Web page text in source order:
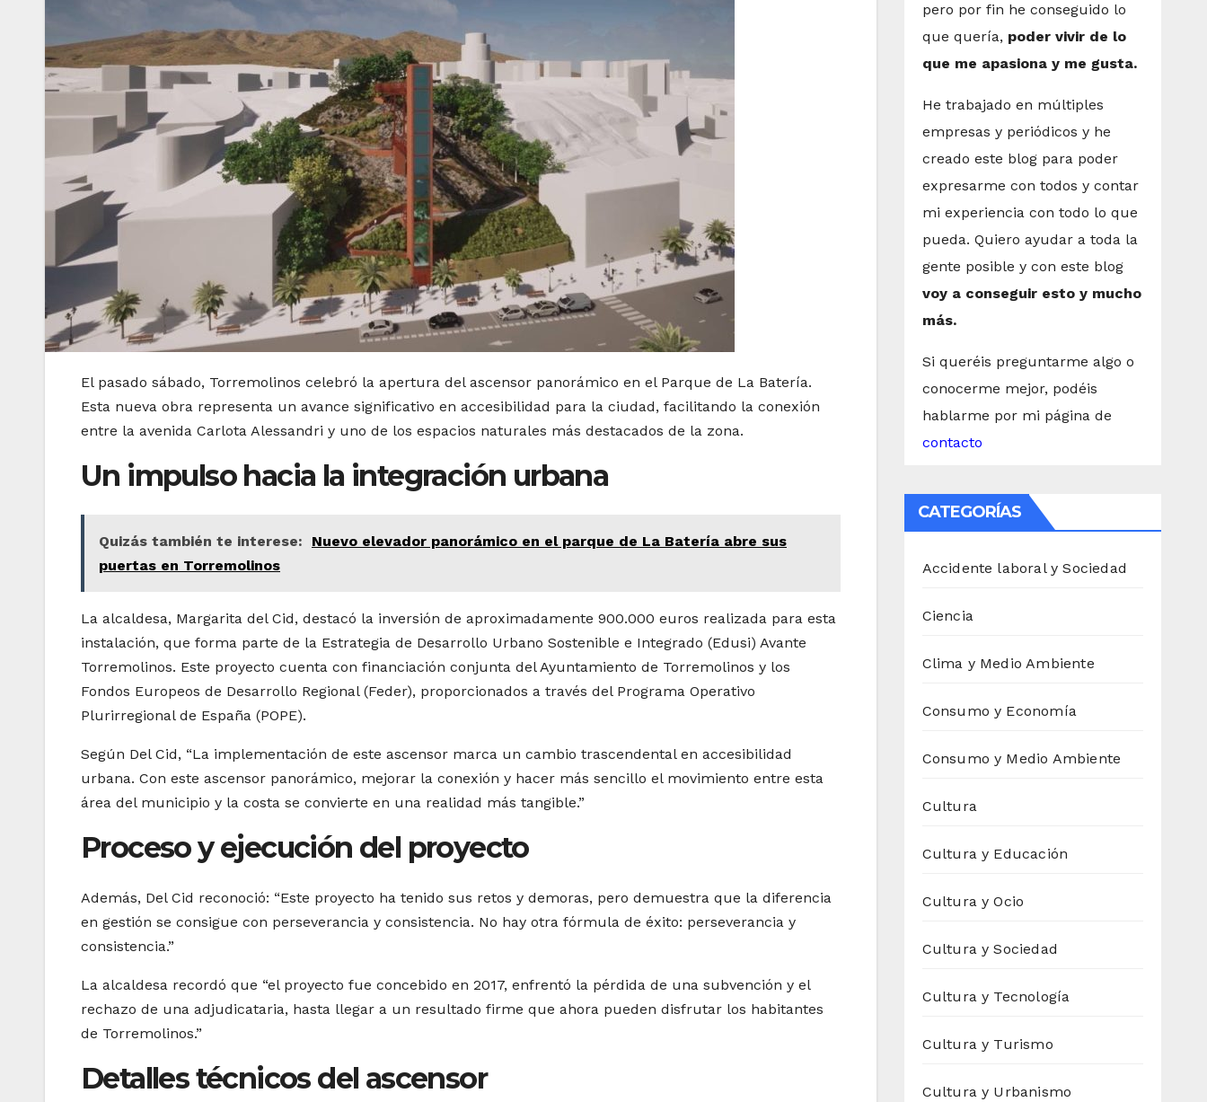
El pasado sábado, Torremolinos celebró la apertura del ascensor panorámico en el Parque de La Batería.
Esta nueva obra representa un avance significativo en accesibilidad para la ciudad, facilitando la conexión
entre la avenida Carlota Alessandri y uno de los espacios naturales más destacados de la zona.
Un impulso hacia la integración urbana
Quizás también te interese:
Nuevo elevador panorámico en el parque de La Batería abre sus
puertas en Torremolinos
La alcaldesa, Margarita del Cid, destacó la inversión de aproximadamente 900.000 euros realizada para esta
instalación, que forma parte de la Estrategia de Desarrollo Urbano Sostenible e Integrado (Edusi) Avante
Torremolinos. Este proyecto cuenta con financiación conjunta del Ayuntamiento de Torremolinos y los
Fondos Europeos de Desarrollo Regional (Feder), proporcionados a través del Programa Operativo
Plurirregional de España (POPE).
Según Del Cid, “La implementación de este ascensor marca un cambio trascendental en accesibilidad
urbana. Con este ascensor panorámico, mejorar la conexión y hacer más sencillo el movimiento entre esta
área del municipio y la costa se convierte en una realidad más tangible.”
Proceso y ejecución del proyecto
Además, Del Cid reconoció: “Este proyecto ha tenido sus retos y demoras, pero demuestra que la diferencia
en gestión se consigue con perseverancia y consistencia. No hay otra fórmula de éxito: perseverancia y
consistencia.”
La alcaldesa recordó que “el proyecto fue concebido en 2017, enfrentó la pérdida de una subvención y el
rechazo de una adjudicataria, hasta llegar a un resultado firme que ahora pueden disfrutar los habitantes
de Torremolinos.”
Detalles técnicos del ascensor
pero por fin he conseguido lo
que quería, poder vivir de lo
que me apasiona y me gusta.
He trabajado en múltiples
empresas y periódicos y he
creado este blog para poder
expresarme con todos y contar
mi experiencia con todo lo que
pueda. Quiero ayudar a toda la
gente posible y con este blog
voy a conseguir esto y mucho
más.
Si queréis preguntarme algo o
conocerme mejor, podéis
hablarme por mi página de
contacto
CATEGORÍAS
Accidente laboral y Sociedad
Ciencia
Clima y Medio Ambiente
Consumo y Economía
Consumo y Medio Ambiente
Cultura
Cultura y Educación
Cultura y Ocio
Cultura y Sociedad
Cultura y Tecnología
Cultura y Turismo
Cultura y Urbanismo